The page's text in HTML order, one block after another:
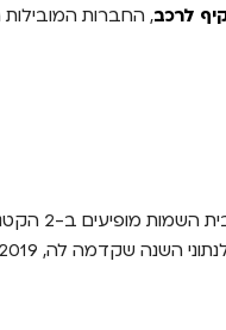
לרכב, החברות המובילות
העובדה המעניינת